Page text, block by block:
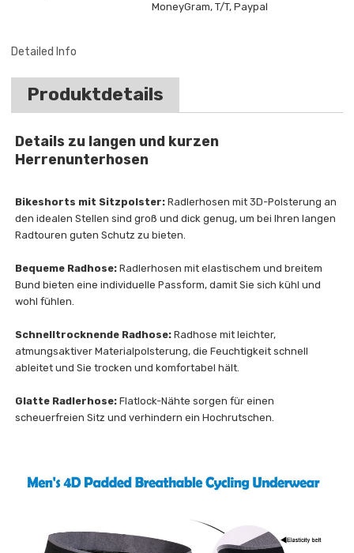
MoneyGram, T/T, Paypal
Detailed Info
Produktdetails
Details zu langen und kurzen
Herrenunterhosen
Bikeshorts mit Sitzpolster:Radlerhosen mit 3D-Polsterung an
den idealen Stellen sind groß und dick genug, um bei Ihren langen
Radtouren guten Schutz zu bieten.
Bequeme Radhose:Radlerhosen mit elastischem und breitem
Bund bieten eine individuelle Passform, damit Sie sich kühl und
wohl fühlen.
Schnelltrocknende Radhose:Radhose mit leichter,
atmungsaktiver Materialpolsterung, die Feuchtigkeit schnell
ableitet und Sie trocken und komfortabel hält.
Glatte Radlerhose:Flatlock-Nähte sorgen für einen
scheuerfreien Sitz und verhindern ein Hochrutschen.